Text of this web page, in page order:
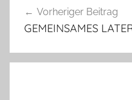
Vorheriger Beitrag
GEMEINSAMES